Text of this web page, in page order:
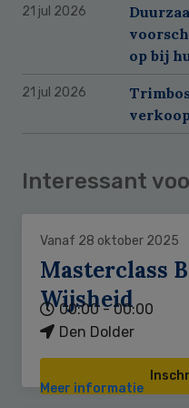
21 jul 2026
op bij
21 jul 2026
Interessant
Vanaf 28 oktober 2025
Masterclass
Wijsheid
00:00 - 00:00
Den Dolder
Meer informatie